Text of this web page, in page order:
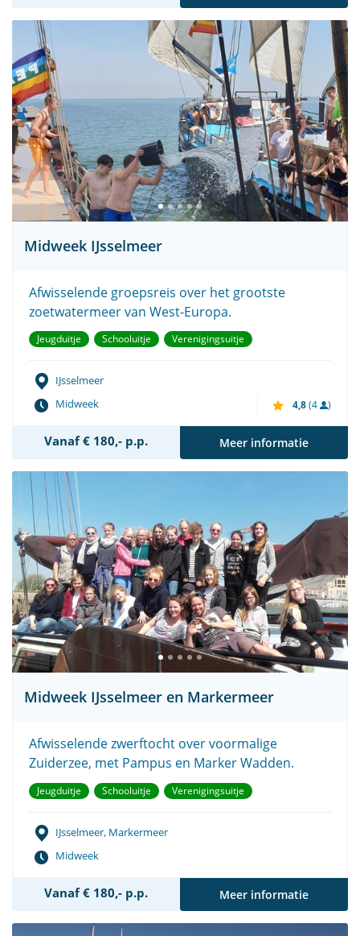
Midweek IJsselmeer
Afwisselende groepsreis over het grootste
zoetwatermeer van West-Europa.
Jeugduitje Schooluitje Verenigingsuitje
IJsselmeer
Midweek
4,8(4 )
Vanaf € 180,- p.p. Meer informatie
Midweek IJsselmeer en Markermeer
Afwisselende zwerftocht over voormalige
Zuiderzee, met Pampus en Marker Wadden.
Jeugduitje Schooluitje Verenigingsuitje
IJsselmeer, Markermeer
Midweek
Vanaf € 180,- p.p. Meer informatie